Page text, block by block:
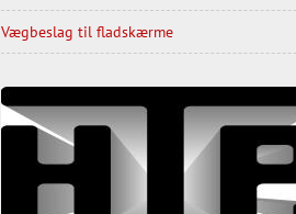
Vægbeslag til fladskærme